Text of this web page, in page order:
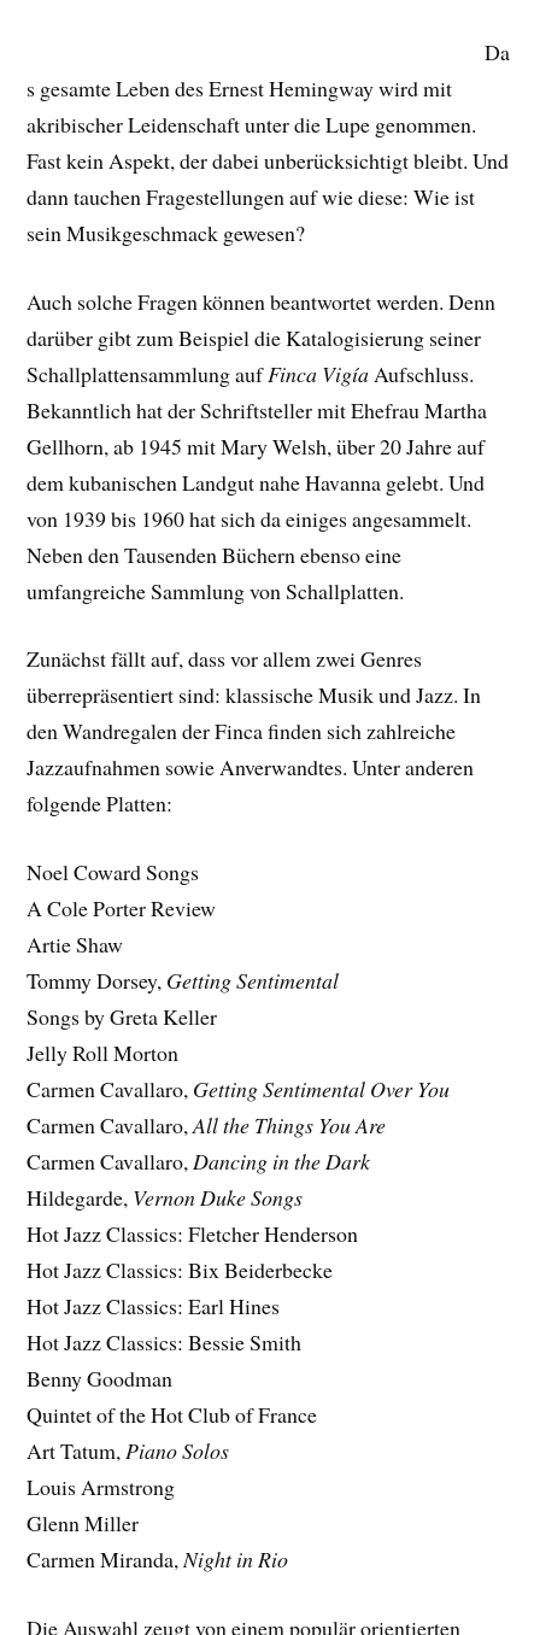
Da
s gesamte Leben des Ernest Hemingway wird mit
akribischer Leidenschaft unter die Lupe genommen.
Fast kein Aspekt, der dabei unberücksichtigt bleibt. Und
dann tauchen Fragestellungen auf wie diese: Wie ist
sein Musikgeschmack gewesen?
Auch solche Fragen können beantwortet werden. Denn
darüber gibt zum Beispiel die Katalogisierung seiner
Schallplattensammlung aufFinca Vigía Aufschluss.
Bekanntlich hat der Schriftsteller mit Ehefrau Martha
Gellhorn, ab 1945 mit Mary Welsh, über 20 Jahre auf
dem kubanischen Landgut nahe Havanna gelebt. Und
von 1939 bis 1960 hat sich da einiges angesammelt.
Neben den Tausenden Büchern ebenso eine
umfangreiche Sammlung von Schallplatten.
Zunächst fällt auf, dass vor allem zwei Genres
überrepräsentiert sind: klassische Musik und Jazz. In
den Wandregalen der Finca finden sich zahlreiche
Jazzaufnahmen sowie Anverwandtes. Unter anderen
folgende Platten:
Noel Coward Songs
A Cole Porter Review
Artie Shaw
Tommy Dorsey, Getting Sentimental
Songs by Greta Keller
Jelly Roll Morton
Carmen Cavallaro, Getting Sentimental Over You
Carmen Cavallaro,All the Things You Are
Carmen Cavallaro,Dancing in the Dark
Hildegarde, Vernon Duke Songs
Hot Jazz Classics: Fletcher Henderson
Hot Jazz Classics: Bix Beiderbecke
Hot Jazz Classics: Earl Hines
Hot Jazz Classics: Bessie Smith
Benny Goodman
Quintet of the Hot Club of France
Art Tatum,Piano Solos
Louis Armstrong
Glenn Miller
Carmen Miranda,Night in Rio
Die Auswahl zeugt von einem populär orientierten